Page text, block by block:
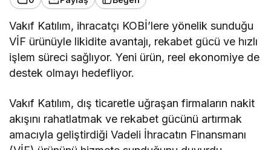
Vakıf Katılım, ihracatçı KOBİ’lere yönelik sunduğu
VİF ürünüyle likidite avantajı, rekabet gücü ve hızlı
işlem süreci sağlıyor. Yeni ürün, reel ekonomiye de
destek olmayı hedefliyor.
Vakıf Katılım, dış ticaretle uğraşan firmaların nakit
akışını rahatlatmak ve rekabet gücünü artırmak
amacıyla geliştirdiği Vadeli İhracatın Finansmanı